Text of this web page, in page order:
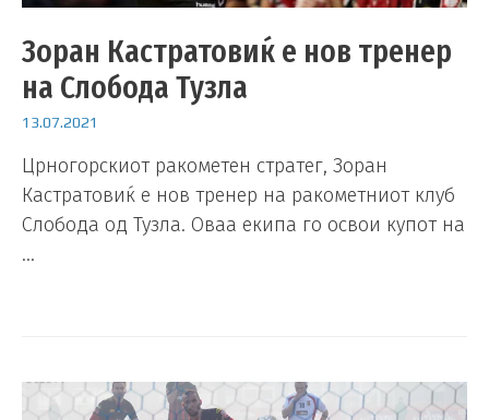
Зоран Кастратовиќ е нов тренер
на Слобода Тузла
13.07.2021
Црногорскиот ракометен стратег, Зоран
Кастратовиќ е нов тренер на ракометниот клуб
Слобода од Тузла. Оваа екипа го освои купот на
…